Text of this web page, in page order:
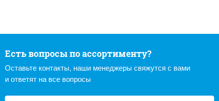
Есть вопросы по ассортименту?
Оставьте контакты, наши менеджеры свяжутся с вами
и ответят на все вопросы